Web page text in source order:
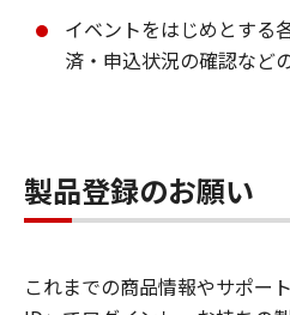
イベントをはじめとする
済・申込状況の確認など
製品登録のお願い
これまでの商品情報やサポー